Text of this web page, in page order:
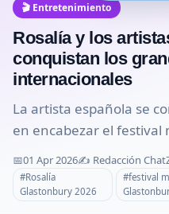
🎬 Entretenimiento
Rosalía y los
conquistan los
internacionales
La artista española se
en encabezar el festival
📅01 Apr 2026✍️ Redacción
#Rosalía
Glastonbury 2026
#festival